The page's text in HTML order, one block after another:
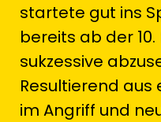
startete gut ins
bereits ab der 10.
sukzessive
Resultierend aus
im Angriff und